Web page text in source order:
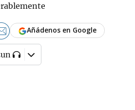
Añádenos en Google